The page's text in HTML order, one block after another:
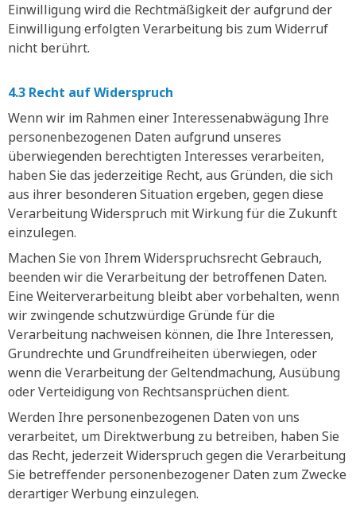
Einwilligung wird die Rechtmäßigkeit der aufgrund der
Einwilligung erfolgten Verarbeitung bis zum Widerruf
nicht berührt.
4.3 Recht auf Widerspruch
Wenn wir im Rahmen einer Interessenabwägung Ihre
personenbezogenen Daten aufgrund unseres
überwiegenden berechtigten Interesses verarbeiten,
haben Sie das jederzeitige Recht, aus Gründen, die sich
aus ihrer besonderen Situation ergeben, gegen diese
Verarbeitung Widerspruch mit Wirkung für die Zukunft
einzulegen.
Machen Sie von Ihrem Widerspruchsrecht Gebrauch,
beenden wir die Verarbeitung der betroffenen Daten.
Eine Weiterverarbeitung bleibt aber vorbehalten, wenn
wir zwingende schutzwürdige Gründe für die
Verarbeitung nachweisen können, die Ihre Interessen,
Grundrechte und Grundfreiheiten überwiegen, oder
wenn die Verarbeitung der Geltendmachung, Ausübung
oder Verteidigung von Rechtsansprüchen dient.
Werden Ihre personenbezogenen Daten von uns
verarbeitet, um Direktwerbung zu betreiben, haben Sie
das Recht, jederzeit Widerspruch gegen die Verarbeitung
Sie betreffender personenbezogener Daten zum Zwecke
derartiger Werbung einzulegen.